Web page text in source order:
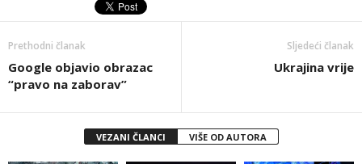
Prethodni članak
Google objavio obrazac
“pravo na zaborav”
Sljedeći članak
Ukrajina vrije
VEZANI ČLANCI VIŠE OD AUTORA